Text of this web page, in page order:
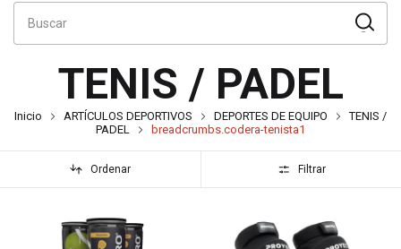
TENIS / PADEL
Inicio ARTÍCULOS DEPORTIVOS DEPORTES DE EQUIPO
TENIS /
PADEL
breadcrumbs.codera-tenista1
Ordenar Filtrar